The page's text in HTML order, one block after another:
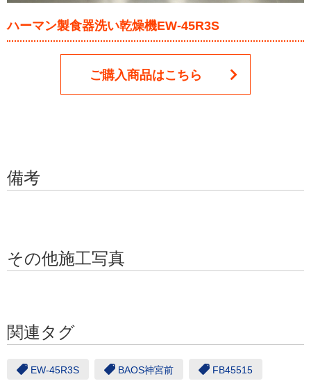
ハーマン製食器洗い乾燥機EW-45R3S
ご購入商品はこちら
備考
その他施工写真
関連タグ
EW-45R3S BAOS神宮前 FB45515